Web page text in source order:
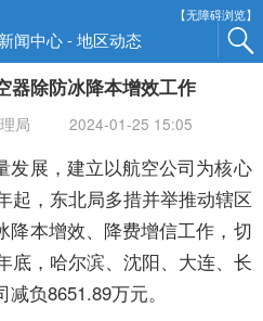
【无障碍浏览】
闻中心 - 地区动态
器除防冰降本增效工作
局 2024-01-25 15:05
展，建立以航空公司为核心
起，东北局多措并举推动辖区
降本增效、降费增信工作，切
底，哈尔滨、沈阳、大连、长
负8651.89万元。